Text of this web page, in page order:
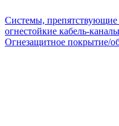
Системы, препятствующие
огнестойкие кабель-каналы
Огнезащитное покрытие/